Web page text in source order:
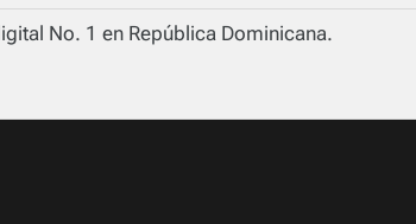
No. 1 en República Dominicana.